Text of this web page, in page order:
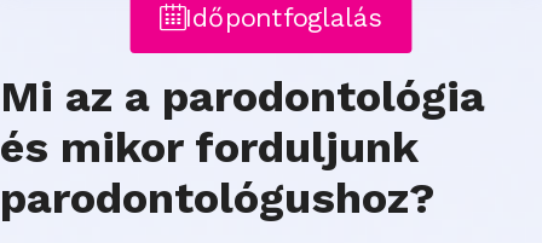
Időpontfoglalás
Mi az a parodontológia
és mikor forduljunk
parodontológushoz?